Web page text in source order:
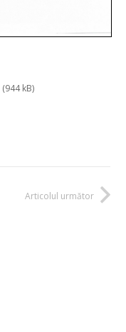
(944 kB)
Articolul următor